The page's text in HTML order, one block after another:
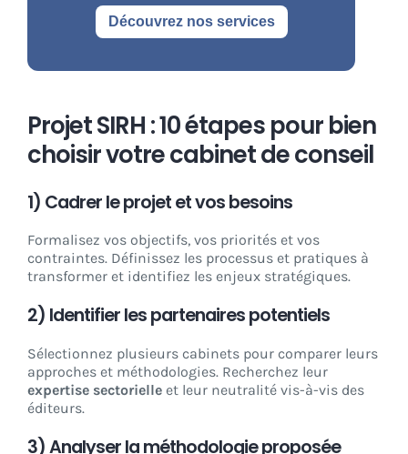
Découvrez nos services
Projet SIRH : 10 étapes pour bien
choisir votre cabinet de conseil
1) Cadrer le projet et vos besoins
Formalisez vos objectifs, vos priorités et vos
contraintes. Définissez les processus et pratiques à
transformer et identifiez les enjeux stratégiques.
2) Identifier les partenaires potentiels
Sélectionnez plusieurs cabinets pour comparer leurs
approches et méthodologies. Recherchez leur
expertise sectorielle et leur neutralité vis-à-vis des
éditeurs.
3) Analyser la méthodologie proposée